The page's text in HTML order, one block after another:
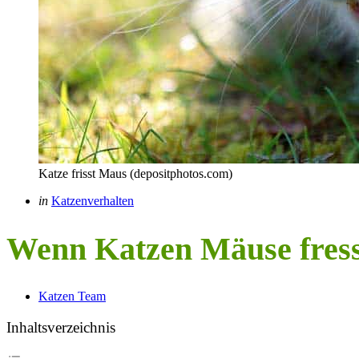
Katze frisst Maus (depositphotos.com)
Categories
Posted
in Katzenverhalten
Wenn Katzen Mäuse
Posted
Katzen Team
Inhaltsverzeichnis